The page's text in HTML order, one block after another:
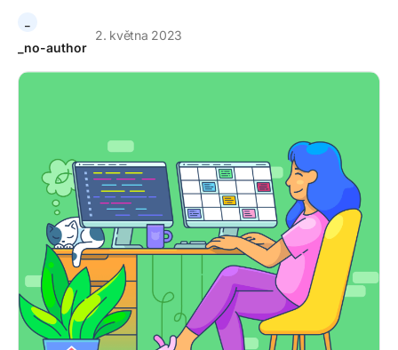
_no-author
2. května 2023